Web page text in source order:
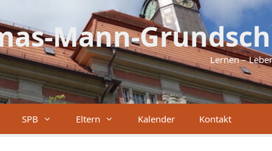
Mann-
Lernen –
SPB Eltern Kalender Kontakt